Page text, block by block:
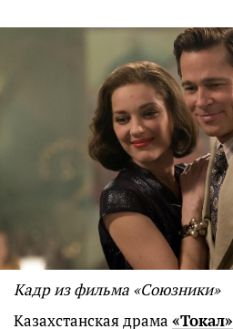
Кадр из фильма «Союзники»
Казахстанская драма «Токал»